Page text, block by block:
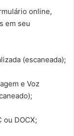
online,
em seu
(escaneada);
e Voz
ou DOCX;